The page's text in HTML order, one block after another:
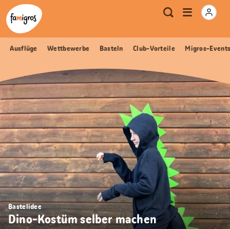
Sprungmarken
Navigation
Header
Logo
Meta
Navigation
Suche
Menu
öffnen
Ausflüge Wettbewerbe Basteln Club-Vorteile Migros-
Bastelidee
Dino-Kostüm selber machen